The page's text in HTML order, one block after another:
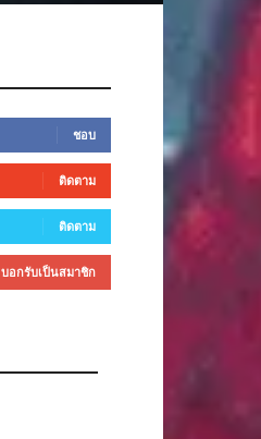
ชอบ
ติดตาม
ติดตาม
บอกรับเป็นสมาชิก